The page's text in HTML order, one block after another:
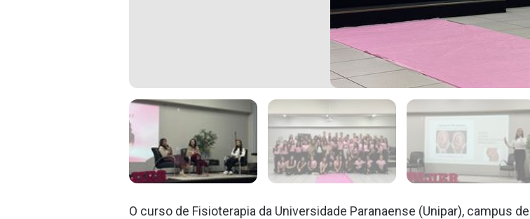
O curso de Fisioterapia da Universidade Paranaense (Unipar), campus